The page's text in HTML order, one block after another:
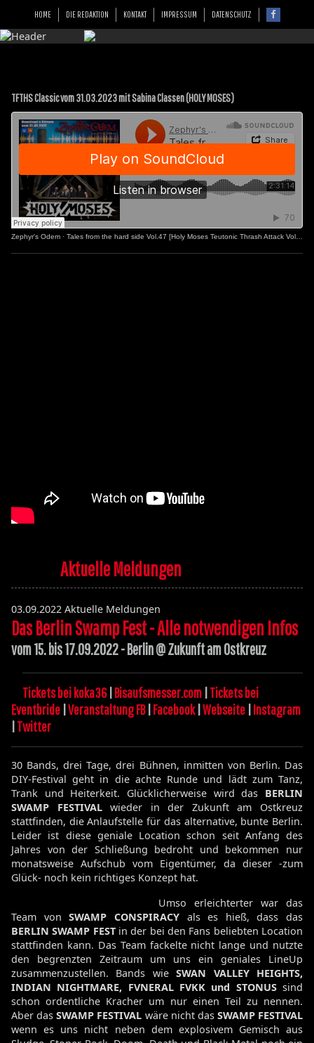
HOME DIE REDAKTION KONTAKT IMPRESSUM DATENSCHUTZ
TFTHS Classic vom 31.03.2023 mit Sabina Classen (HOLY MOSES)
Zephyr's Odem · Tales from the hard side Vol.47 [Holy Moses Teutonic Thrash Attack Vol.2]
Aktuelle Meldungen
03.09.2022 Aktuelle Meldungen
Das Berlin Swamp Fest - Alle notwendigen Infos
vom 15. bis 17.09.2022 - Berlin @ Zukunft am Ostkreuz
Tickets bei koka36| Bisaufsmesser.com | Tickets bei
Eventbride |Veranstaltung FB| Facebook|Webseite | Instagram
| Twitter
30 Bands, drei Tage, drei Bühnen, inmitten von Berlin. Das
DIY-Festival geht in die achte Runde und lädt zum Tanz,
Trank und Heiterkeit. Glücklicherweise wird das BERLIN
SWAMP FESTIVALwieder in der Zukunft am Ostkreuz
stattfinden, die Anlaufstelle für das alternative, bunte Berlin.
Leider ist diese geniale Location schon seit Anfang des
Jahres von der Schließung bedroht und bekommen nur
monatsweise Aufschub vom Eigentümer, da dieser -zum
Glück- noch kein richtiges Konzept hat.
Umso erleichterter war das
Team vonSWAMP CONSPIRACYals es hieß, dass das
BERLIN SWAMP FESTin der bei den Fans beliebten Location
stattfinden kann. Das Team fackelte nicht lange und nutzte
den begrenzten Zeitraum um uns ein geniales LineUp
zusammenzustellen. Bands wieSWAN VALLEY HEIGHTS,
INDIAN NIGHTMARE, FVNERAL FVKK und STONUSsind
schon ordentliche Kracher um nur einen Teil zu nennen.
Aber dasSWAMP FESTIVAL wäre nicht das SWAMP FESTIVAL
wenn es uns nicht neben dem explosivem Gemisch aus